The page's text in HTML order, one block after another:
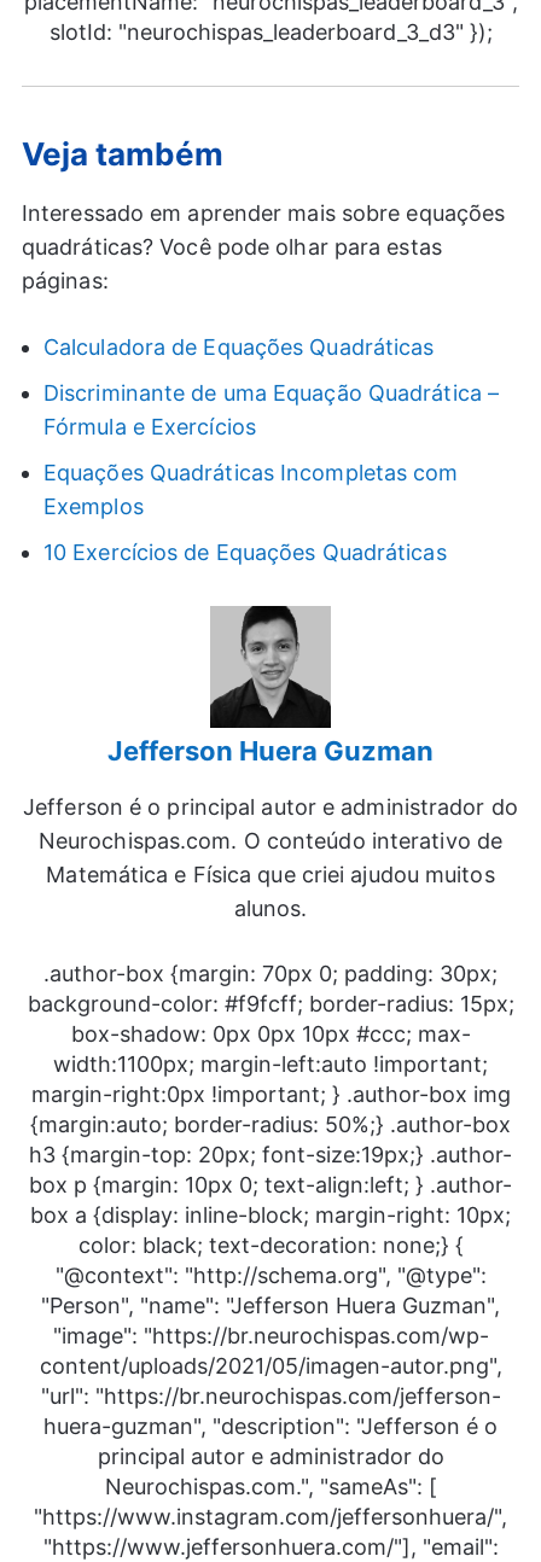
slotId: "neurochispas_leaderboard_3_d3" });
Veja também
Interessado em aprender mais sobre equações
quadráticas? Você pode olhar para estas
páginas:
Calculadora de Equações Quadráticas
Discriminante de uma Equação Quadrática –
Fórmula e Exercícios
Equações Quadráticas Incompletas com
Exemplos
10 Exercícios de Equações Quadráticas
Jefferson Huera Guzman
Jefferson é o principal autor e administrador do
Neurochispas.com. O conteúdo interativo de
Matemática e Física que criei ajudou muitos
alunos.
.author-box {margin: 70px 0; padding: 30px;
background-color: #f9fcff; border-radius: 15px;
box-shadow: 0px 0px 10px #ccc; max-
width:1100px; margin-left:auto !important;
margin-right:0px !important; } .author-box img
{margin:auto; border-radius: 50%;} .author-box
h3 {margin-top: 20px; font-size:19px;} .author-
box p {margin: 10px 0; text-align:left; } .author-
box a {display: inline-block; margin-right: 10px;
color: black; text-decoration: none;} {
"@context": "http://schema.org", "@type":
"Person", "name": "Jefferson Huera Guzman",
"image": "https://br.neurochispas.com/wp-
content/uploads/2021/05/imagen-autor.png",
"url": "https://br.neurochispas.com/jefferson-
huera-guzman", "description": "Jefferson é o
principal autor e administrador do
Neurochispas.com.", "sameAs": [
"https://www.instagram.com/jeffersonhuera/",
"https://www.jeffersonhuera.com/"], "email":